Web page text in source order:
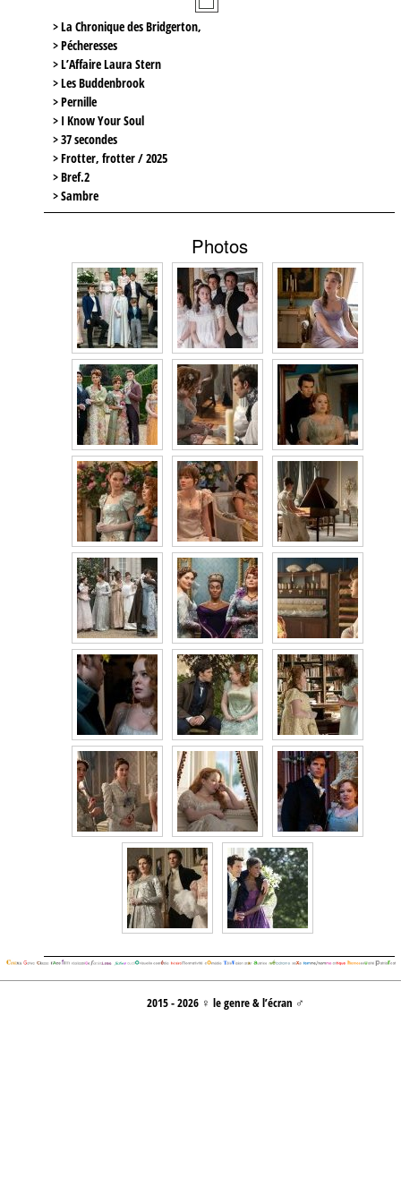
> La Chronique des Bridgerton,
> Pécheresses
> L’Affaire Laura Stern
> Les Buddenbrook
> Pernille
> I Know Your Soul
> 37 secondes
> Frotter, frotter / 2025
> Bref.2
> Sambre
Photos
2015 - 2026 ♀ le genre & l’écran ♂